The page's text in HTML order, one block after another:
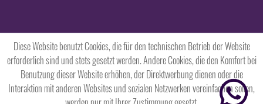
Diese Website benutzt Cookies, die für den technischen Betrieb der Website
erforderlich sind und stets gesetzt werden. Andere Cookies, die den Komfort bei
Benutzung dieser Website erhöhen, der Direktwerbung dienen oder die
Interaktion mit anderen Websites und sozialen Netzwerken vereinfachen sollen,